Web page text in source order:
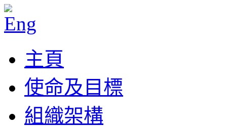
主頁
使命及目標
組織架構